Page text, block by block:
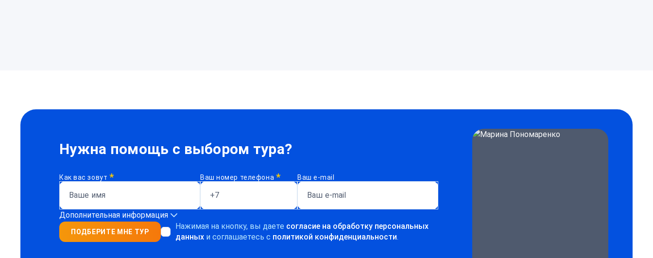
Нужна помощь с выбором тура?
Как вас зовут * Ваш номер телефона * Ваш e-mail
Дополнительная информация
ПОДБЕРИТЕ МНЕ ТУР
Нажимая на кнопку, вы даете согласие на обработку персональных
данныхи соглашаетесь c политикой конфиденциальности.